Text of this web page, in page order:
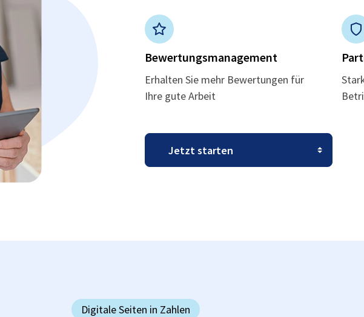
Bewertungsmanagement
Erhalten Sie mehr Bewertungen für
Ihre gute Arbeit
Digitale Seiten in Zahlen